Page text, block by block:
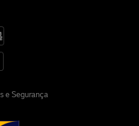
e Segurança